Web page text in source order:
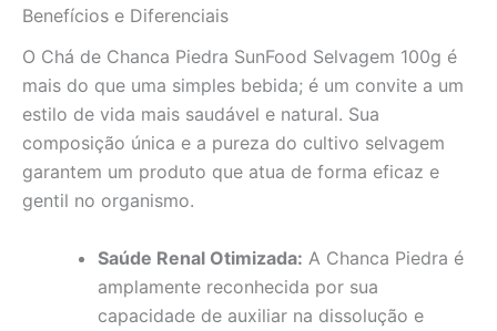
Benefícios e Diferenciais
O Chá de Chanca Piedra SunFood Selvagem 100g é
mais do que uma simples bebida; é um convite a um
estilo de vida mais saudável e natural. Sua
composição única e a pureza do cultivo selvagem
garantem um produto que atua de forma eficaz e
gentil no organismo.
Saúde Renal Otimizada: A Chanca Piedra é
amplamente reconhecida por sua
capacidade de auxiliar na dissolução e